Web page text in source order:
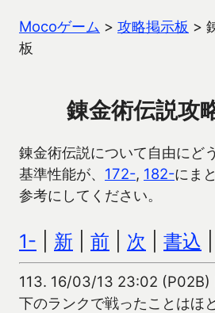
Mocoゲーム > 攻略掲示板 >
板
錬金術伝説攻
錬金術伝説について自由にど
基準性能が、 172-, 182-にま
参考にしてください。
1- 新 前 次 書込
113. 16/03/13 23:02 (P02B)
下のランクで戦ったことはほ